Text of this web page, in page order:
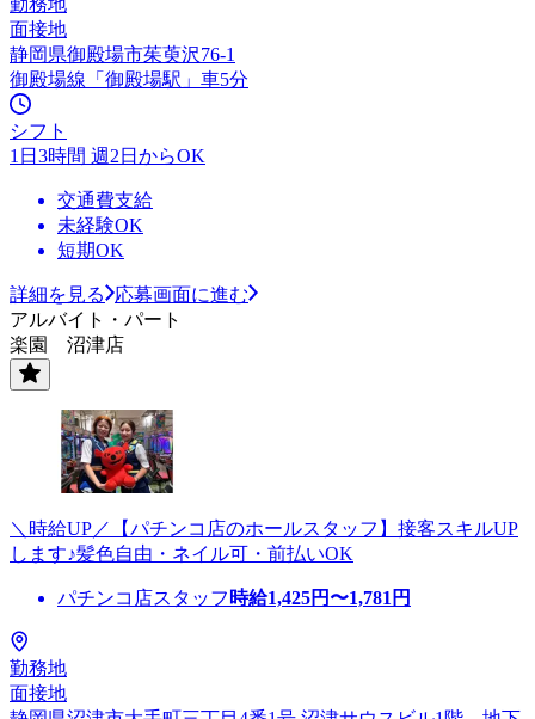
面接地
静岡県御殿場市茱萸沢76-1
御殿場線「御殿場駅」車5分
シフト
1日3時間 週2日からOK
交通費支給
未経験OK
短期OK
詳細を見る
応募画面に進む
アルバイト・パート
楽園 沼津店
＼時給UP／【パチンコ店のホールスタッフ】接客スキルUP
します♪髪色自由・ネイル可・前払いOK
パチンコ店スタッフ 時給1,425円〜1,781 円
勤務地
面接地